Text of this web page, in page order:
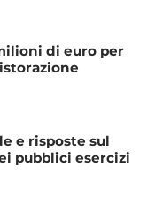
di euro per
e risposte sul
pubblici esercizi